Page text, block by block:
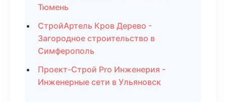
Тюмень
СтройАртель Кров Дерево -
Загородное строительство в
Симферополь
Проект-Строй Pro Инженерия -
Инженерные сети в Ульяновск